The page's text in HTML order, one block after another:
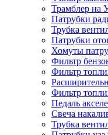
Трамблер на
Патрубки
Трубка
Патрубки
Хомуты
Фильтр
Фильтр
Фильтр
Педаль
Свеча
Трубка